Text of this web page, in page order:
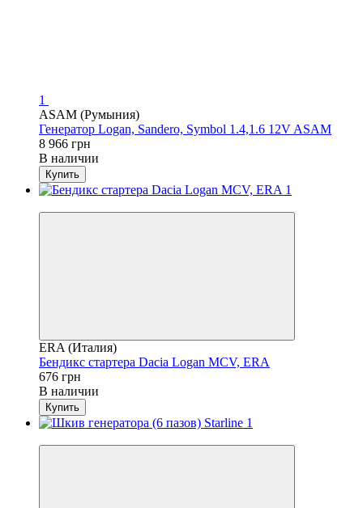
1
ASAM (Румыния)
Генератор Logan, Sandero, Symbol 1.4,1.6 12V ASAM
8 966 грн
В наличии
Купить
ERA (Италия)
Бендикс стартера Dacia Logan MCV, ERA
676 грн
В наличии
Купить